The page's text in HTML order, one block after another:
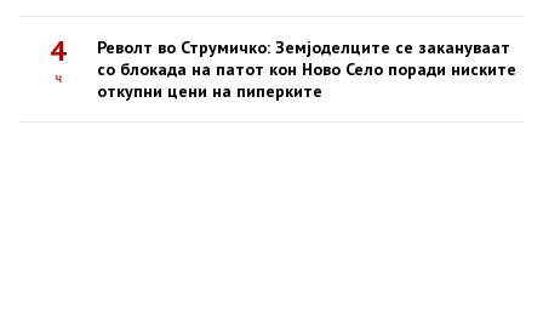
4
ч
Револт во Струмичко: Земјоделците се закануваат
со блокада на патот кон Ново Село поради ниските
откупни цени на пиперките